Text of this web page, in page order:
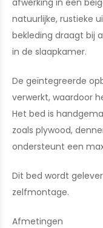
afwerking in een
natuurlijke, rustieke
bekleding draagt bij
in de slaapkamer.
De geïntegreerde
verwerkt, waardoor
Het bed is
zoals plywood,
ondersteunt een
Dit bed wordt
zelfmontage.
Afmetingen